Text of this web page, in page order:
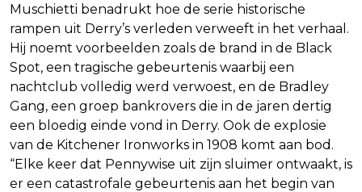
Muschietti benadrukt hoe de serie historische
rampen uit Derry’s verleden verweeft in het verhaal.
Hij noemt voorbeelden zoals de brand in de Black
Spot, een tragische gebeurtenis waarbij een
nachtclub volledig werd verwoest, en de Bradley
Gang, een groep bankrovers die in de jaren dertig
een bloedig einde vond in Derry. Ook de explosie
van de Kitchener Ironworks in 1908 komt aan bod.
“Elke keer dat Pennywise uit zijn sluimer ontwaakt, is
er een catastrofale gebeurtenis aan het begin van